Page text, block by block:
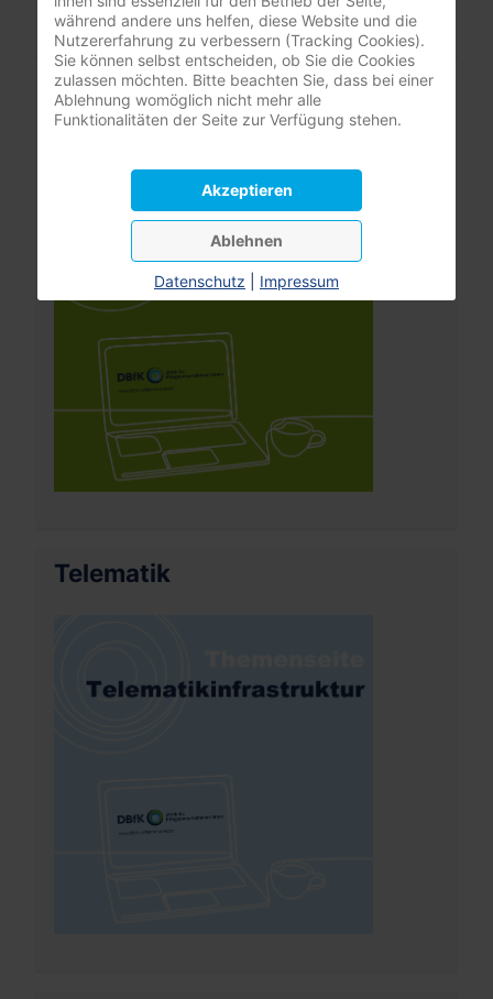
Benutzername vergessen?
Leistungsrechner
Pflegeversicherung
Telematik
während andere uns helfen, diese Website und die
Nutzererfahrung zu verbessern (Tracking Cookies).
Sie können selbst entscheiden, ob Sie die Cookies
zulassen möchten. Bitte beachten Sie, dass bei einer
Ablehnung womöglich nicht mehr alle
Funktionalitäten der Seite zur Verfügung stehen.
Akzeptieren
Ablehnen
Datenschutz Impressum